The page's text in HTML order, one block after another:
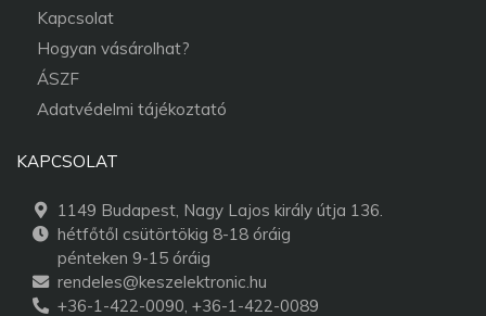
Kapcsolat
Hogyan vásárolhat?
ÁSZF
Adatvédelmi tájékoztató
KAPCSOLAT
1149 Budapest, Nagy Lajos király útja 136.
hétfőtől csütörtökig 8-18 óráig
pénteken 9-15 óráig
rendeles@keszelektronic.hu
+36-1-422-0090, +36-1-422-0089